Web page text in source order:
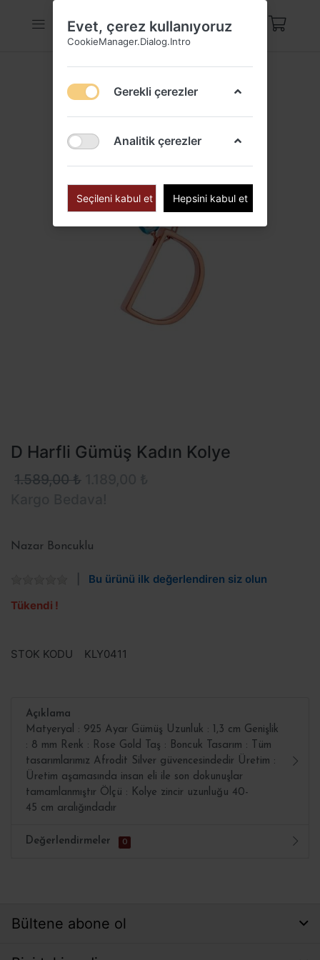
D Harfli Gümüş Kadın Kolye
1.589,00 ₺
Nazar Boncuklu
Bu ürünü ilk değerlendiren siz olun
Tükendi !
STOK KODU KLY0411
Açıklama
Matyeryal : 925 Ayar Gümüş Uzunluk : 1,3 cm Genişlik
: 8 mm Renk : Rose Gold Taş : Boncuk Tasarım : Tüm
tasarımlarımız Afrodit Silver güvencesindedir Üretim :
Üretim aşamasında insan eli ile son dokunuşlar
tamamlanmıştır Ölçü : Kolye zincir uzunluğu 40-
45 cm aralığındadır
Değerlendirmeler 0
Bültene abone ol
Evet, çerez kullanıyoruz
CookieManager.Dialog.Intro
Gerekli çerezler
Analitik çerezler
Seçileni kabul et Hepsini kabul et